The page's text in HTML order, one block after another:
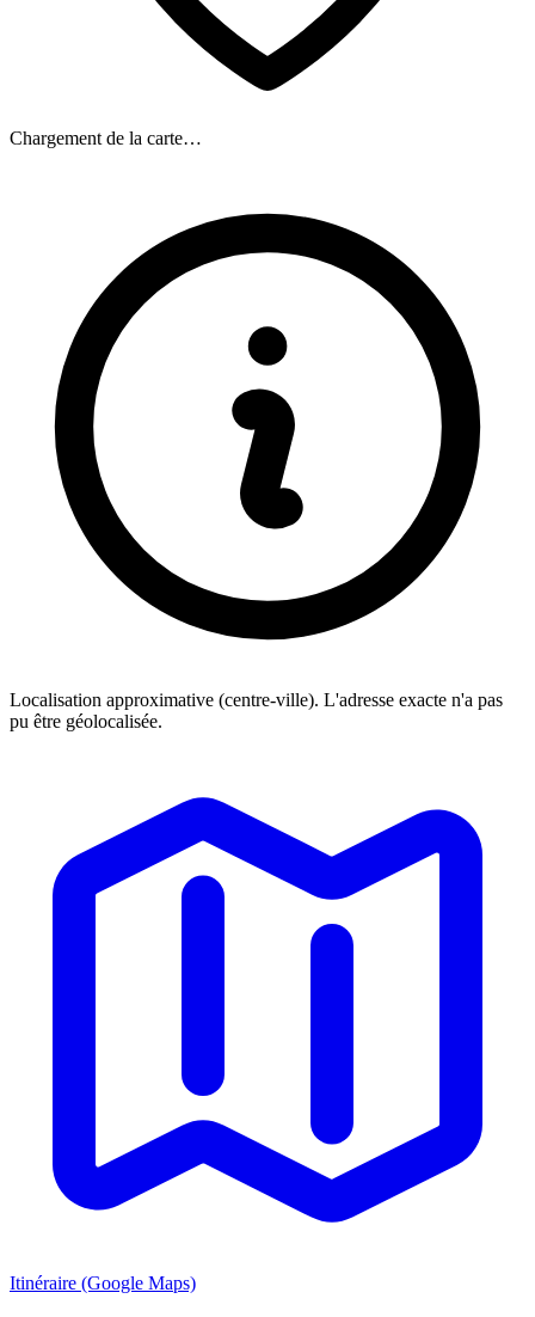
Chargement de la carte…
Localisation approximative (centre-ville). L'adresse exacte n'a pas
pu être géolocalisée.
Itinéraire (Google Maps)